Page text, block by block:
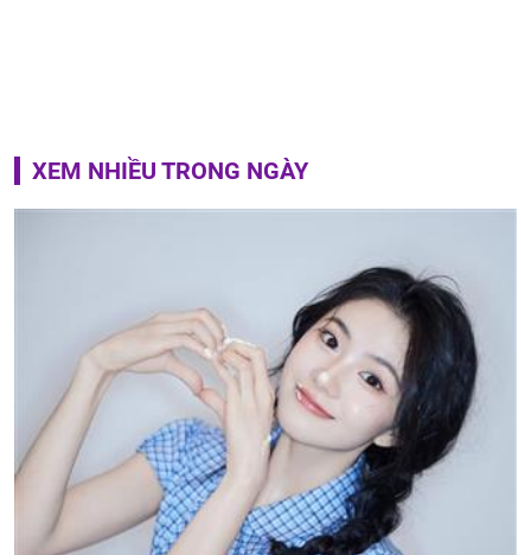
XEM NHIỀU TRONG NGÀY